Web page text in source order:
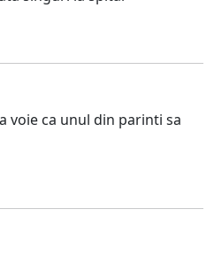
voie ca unul din parinti sa